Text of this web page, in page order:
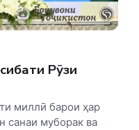
Рӯзи
миллӣ барои ҳар
санаи муборак ва